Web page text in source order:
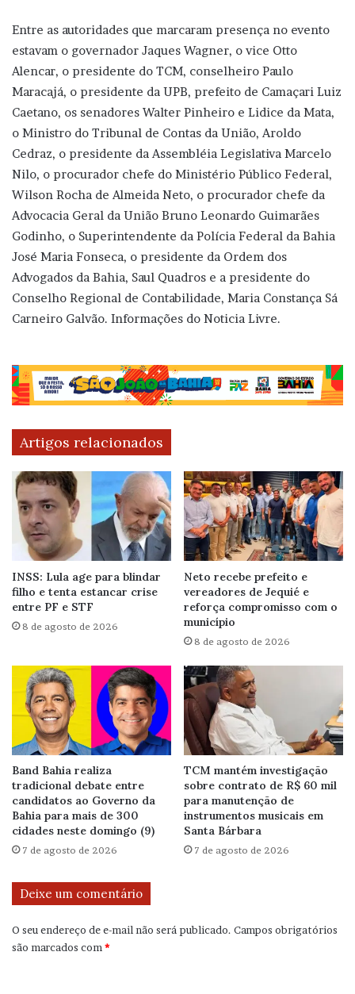
Entre as autoridades que marcaram presença no evento
estavam o governador Jaques Wagner, o vice Otto
Alencar, o presidente do TCM, conselheiro Paulo
Maracajá, o presidente da UPB, prefeito de Camaçari Luiz
Caetano, os senadores Walter Pinheiro e Lidice da Mata,
o Ministro do Tribunal de Contas da União, Aroldo
Cedraz, o presidente da Assembléia Legislativa Marcelo
Nilo, o procurador chefe do Ministério Público Federal,
Wilson Rocha de Almeida Neto, o procurador chefe da
Advocacia Geral da União Bruno Leonardo Guimarães
Godinho, o Superintendente da Polícia Federal da Bahia
José Maria Fonseca, o presidente da Ordem dos
Advogados da Bahia, Saul Quadros e a presidente do
Conselho Regional de Contabilidade, Maria Constança Sá
Carneiro Galvão. Informações do Noticia Livre.
Artigos relacionados
INSS: Lula age para blindar
filho e tenta estancar crise
entre PF e STF
8 de agosto de 2026
Neto recebe prefeito e
vereadores de Jequié e
reforça compromisso com o
município
8 de agosto de 2026
Band Bahia realiza
tradicional debate entre
candidatos ao Governo da
Bahia para mais de 300
cidades neste domingo (9)
7 de agosto de 2026
TCM mantém investigação
sobre contrato de R$ 60 mil
para manutenção de
instrumentos musicais em
Santa Bárbara
7 de agosto de 2026
Deixe um comentário
O seu endereço de e-mail não será publicado. Campos obrigatórios
são marcados com*